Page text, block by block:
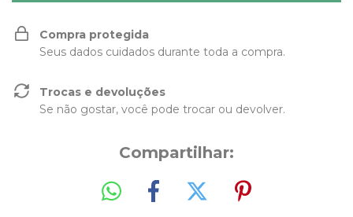
Compra protegida
Seus dados cuidados durante toda a compra.
Trocas e devoluções
Se não gostar, você pode trocar ou devolver.
Compartilhar: